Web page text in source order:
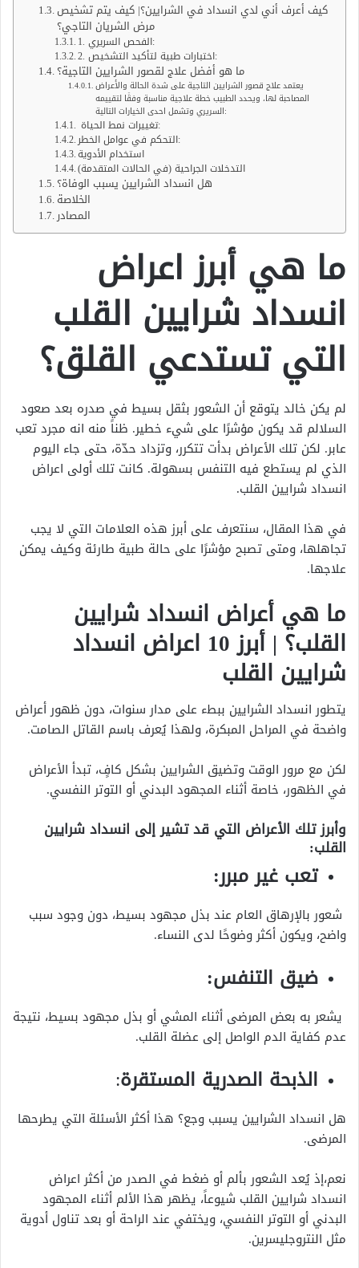
كيف أعرف أني لدي انسداد في الشرايين؟| كيف يتم تشخيص
مرض الشريان التاجي؟
1. الفحص السريري:
2. اختبارات طبية لتأكيد التشخيص:
ما هو أفضل علاج لقصور الشرايين التاجية؟
يعتمد علاج قصور الشرايين التاجية على شدة الحالة والأعراض
المصاحبة لها، ويحدد الطبيب خطة علاجية مناسبة وفقًا لتقييمه
السريري وتشمل احدى الخيارات التالية:
تغييرات نمط الحياة:
التحكم في عوامل الخطر:
استخدام الأدوية
التدخلات الجراحية (في الحالات المتقدمة)
هل انسداد الشرايين يسبب الوفاة؟
الخلاصة
المصادر
ما هي أبرز اعراض
انسداد شرايين القلب
التي تستدعي القلق؟
لم يكن خالد يتوقع أن الشعور بثقل بسيط في صدره بعد صعود
السلالم قد يكون مؤشرًا على شيء خطير. ظناً منه انه مجرد تعب
عابر. لكن تلك الأعراض بدأت تتكرر، وتزداد حدّة، حتى جاء اليوم
الذي لم يستطع فيه التنفس بسهولة. كانت تلك أولى اعراض
انسداد شرايين القلب.
في هذا المقال، سنتعرف على أبرز هذه العلامات التي لا يجب
تجاهلها، ومتى تصبح مؤشرًا على حالة طبية طارئة وكيف يمكن
علاجها.
ما هي أعراض انسداد شرايين
القلب؟ | أبرز 10 اعراض انسداد
شرايين القلب
يتطور انسداد الشرايين ببطء على مدار سنوات، دون ظهور أعراض
واضحة في المراحل المبكرة، ولهذا يُعرف باسم القاتل الصامت.
لكن مع مرور الوقت وتضيق الشرايين بشكل كافٍ، تبدأ الأعراض
في الظهور، خاصة أثناء المجهود البدني أو التوتر النفسي.
وأبرز تلك الأعراض التي قد تشير إلى انسداد شرايين
القلب:
تعب غير مبرر:
شعور بالإرهاق العام عند بذل مجهود بسيط، دون وجود سبب
واضح، ويكون أكثر وضوحًا لدى النساء.
ضيق التنفس:
يشعر به بعض المرضى أثناء المشي أو بذل مجهود بسيط، نتيجة
عدم كفاية الدم الواصل إلى عضلة القلب.
الذبحة الصدرية المستقرة:
هل انسداد الشرايين يسبب وجع؟ هذا أكثر الأسئلة التي يطرحها
المرضى.
نعم،إذ يُعد الشعور بألم أو ضغط في الصدر من أكثر اعراض
انسداد شرايين القلب شيوعاً، يظهر هذا الألم أثناء المجهود
البدني أو التوتر النفسي، ويختفي عند الراحة أو بعد تناول أدوية
مثل النتروجليسرين.